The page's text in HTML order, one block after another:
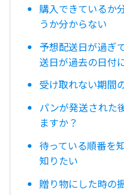
購入できているか
うか分からない
予想配送日が過ぎ
送日が過去の日付
受け取れない期間
パンが発送された
ますか？
待っている順番を
知りたい
贈り物にした時の